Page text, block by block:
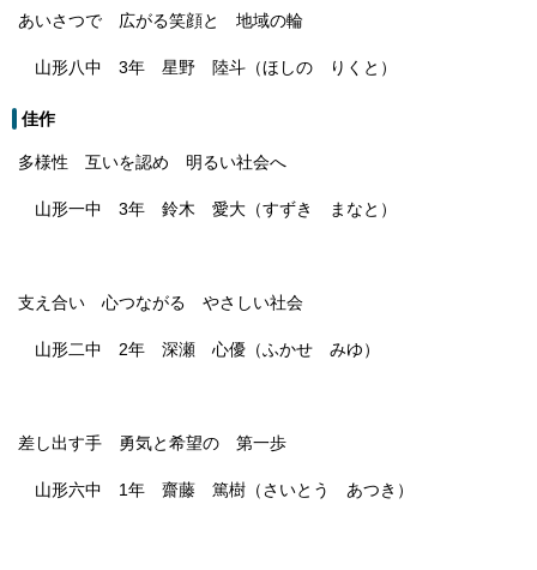
あいさつで 広がる笑顔と 地域の輪
山形八中 3年 星野 陸斗（ほしの りくと）
佳作
多様性 互いを認め 明るい社会へ
山形一中 3年 鈴木 愛大（すずき まなと）
支え合い 心つながる やさしい社会
山形二中 2年 深瀬 心優（ふかせ みゆ）
差し出す手 勇気と希望の 第一歩
山形六中 1年 齋藤 篤樹（さいとう あつき）